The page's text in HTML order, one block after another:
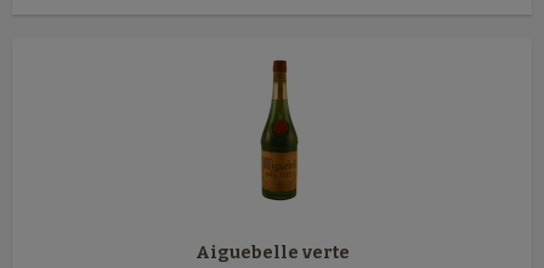
Aiguebelle verte